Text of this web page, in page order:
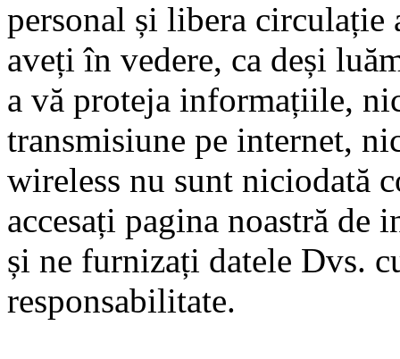
personal și libera circulație
aveți în vedere, ca deși
a vă proteja informațiile,
transmisiune pe internet,
wireless nu sunt niciodată
accesați pagina noastră
și ne furnizați datele Dvs.
responsabilitate.